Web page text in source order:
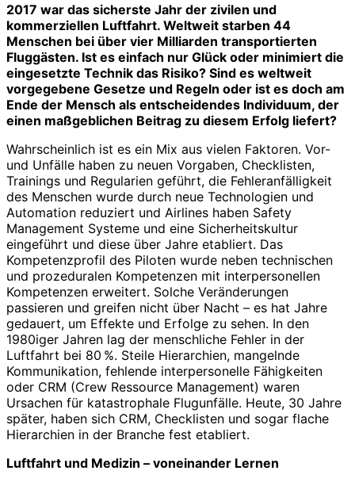
2017 war das sicherste Jahr der zivilen und
kommerziellen Luftfahrt. Weltweit starben 44
Menschen bei über vier Milli­arden transportierten
Fluggästen. Ist es einfach nur Glück oder minimiert die
eingesetzte Technik das Risiko? Sind es weltweit
vorgegebene Gesetze und Regeln oder ist es doch am
Ende der Mensch als entscheidendes Individuum, der
einen maßgeblichen Beitrag zu diesem Erfolg liefert?
Wahrscheinlich ist es ein Mix aus vielen Faktoren. Vor-
und Unfälle haben zu neuen Vorgaben, Checklisten,
Trainings und Regularien geführt, die Fehleranfälligkeit
des Menschen wurde durch neue Technologien und
Automation reduziert und Airlines haben Safety
Management Systeme und eine Sicherheitskultur
eingeführt und diese über Jahre etabliert. Das
Kompetenzprofil des Piloten wurde neben technischen
und prozeduralen Kompetenzen mit interpersonellen
Kompetenzen erweitert. Solche Veränderungen
passieren und greifen nicht über Nacht – es hat Jahre
gedauert, um Effekte und Erfolge zu sehen. In den
1980iger Jahren lag der menschliche Fehler in der
Luftfahrt bei 80 %. Steile Hierarchien, mangelnde
Kommunikation, fehlende interpersonelle Fähigkeiten
oder CRM (Crew Ressource Management) waren
Ursachen für katastrophale Flugunfälle. Heute, 30 Jahre
später, haben sich CRM, Checklisten und sogar flache
Hierarchien in der Branche fest etabliert.
Luftfahrt und Medizin – voneinander Lernen